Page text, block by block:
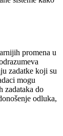
promena u
zadatke koji su
mogu
zadataka do
odluka,